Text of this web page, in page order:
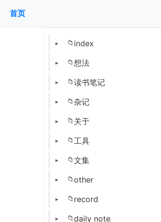
首页
index
想法
读书笔记
杂记
关于
工具
文集
other
record
daily note